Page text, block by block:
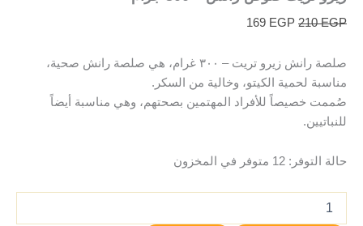
210EGP
169 EGP
صلصة رانش زيرو تريت – ٣٠٠ غرام، هي صلصة رانش صحية،
مناسبة لحمية الكيتو، وخالية من السكر.
صُممت خصيصاً للأفراد المهتمين بصحتهم، وهي مناسبة أيضاً
للنباتيين.
حالة التوفر: 12 متوفر في المخزون